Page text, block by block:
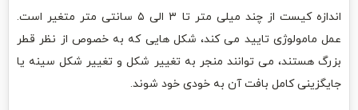
اندازه کیست از چند میلی متر تا ۳ الی ۵ سانتی متر متغیر است.
عمل مامولوژی تایید می کند، شکل هایی که به خصوص از نظر قطر
بزرگ هستند، می توانند منجر به تغییر شکل و تغییر شکل سینه یا
جایگزینی کامل بافت آن به خودی خود شوند.